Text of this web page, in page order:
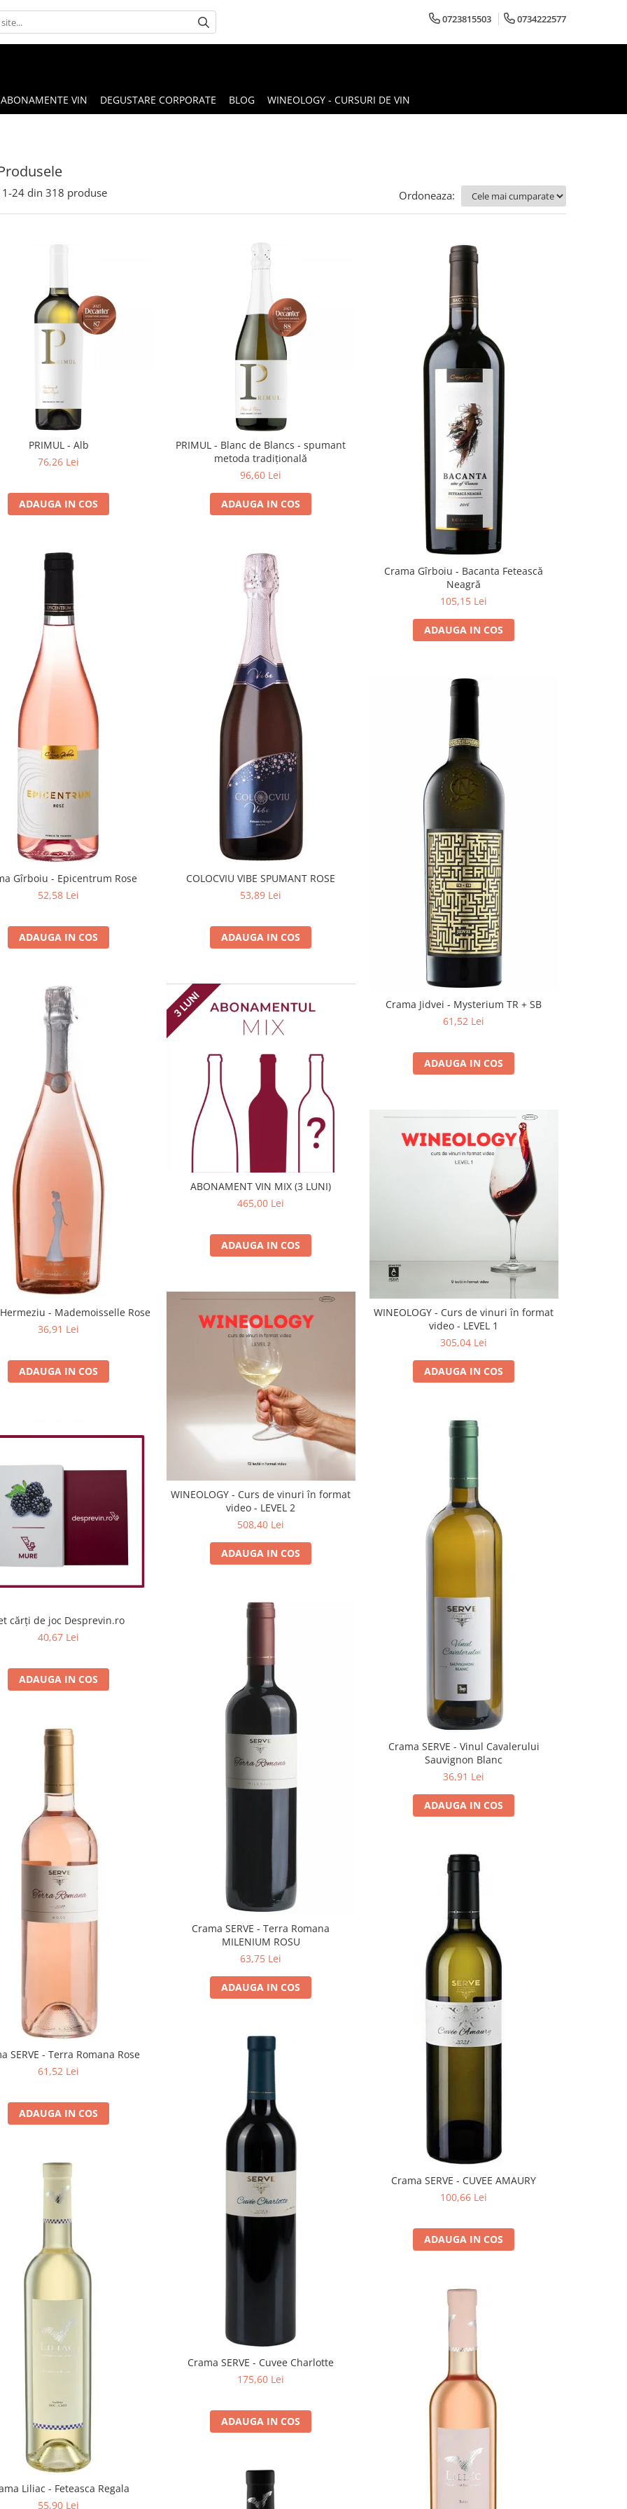
0723815503 0734222577
ABONAMENTE VIN DEGUSTARE CORPORATE BLOG WINEOLOGY - CURSURI DE VIN
1-24 din 318 produse Ordoneaza:
PRIMUL - Alb
76,26 Lei
ADAUGA IN COS
PRIMUL - Blanc de Blancs - spumant
metoda tradițională
96,60 Lei
ADAUGA IN COS
Crama Gîrboiu - Bacanta Fetească
Neagră
105,15 Lei
ADAUGA IN COS
Gîrboiu - Epicentrum Rose
52,58 Lei
ADAUGA IN COS
COLOCVIU VIBE SPUMANT ROSE
53,89 Lei
ADAUGA IN COS
Crama Jidvei - Mysterium TR + SB
61,52 Lei
ADAUGA IN COS
- Mademoisselle Rose
36,91 Lei
ADAUGA IN COS
ABONAMENT VIN MIX (3 LUNI)
465,00 Lei
ADAUGA IN COS
WINEOLOGY - Curs de vinuri în format
video - LEVEL 1
305,04 Lei
ADAUGA IN COS
WINEOLOGY - Curs de vinuri în format
video - LEVEL 2
508,40 Lei
ADAUGA IN COS
cărți de joc Desprevin.ro
40,67 Lei
ADAUGA IN COS
Crama SERVE - Vinul Cavalerului
Sauvignon Blanc
36,91 Lei
ADAUGA IN COS
Crama SERVE - Terra Romana
MILENIUM ROSU
63,75 Lei
ADAUGA IN COS
SERVE - Terra Romana Rose
61,52 Lei
ADAUGA IN COS
Crama SERVE - CUVEE AMAURY
100,66 Lei
ADAUGA IN COS
Crama SERVE - Cuvee Charlotte
175,60 Lei
ADAUGA IN COS
Liliac - Feteasca Regala
55,90 Lei